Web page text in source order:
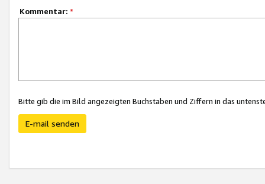
Kommentar: *
Bitte gib die im Bild angezeigten Buchstaben und Ziffern in das
E-mail senden